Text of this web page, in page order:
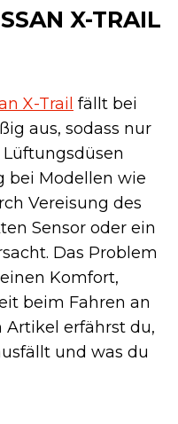
X-TRAIL
X-Trail fällt bei
aus, sodass nur
bei Modellen wie
Vereisung des
Sensor oder ein
Das Problem
Komfort,
beim Fahren an
Artikel erfährst du,
und was du